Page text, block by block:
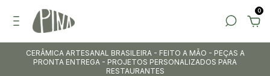
0
CERÂMICA ARTESANAL BRASILEIRA - FEITO A MÃO - PEÇAS A
PRONTA ENTREGA - PROJETOS PERSONALIZADOS PARA
RESTAURANTES